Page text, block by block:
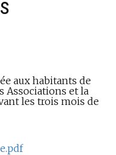
aux habitants de
Associations et la
les trois mois de